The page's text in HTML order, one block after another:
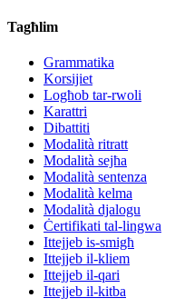
Tagħlim
Grammatika
Korsijiet
Logħob tar-rwoli
Karattri
Dibattiti
Modalità ritratt
Modalità sejħa
Modalità sentenza
Modalità kelma
Modalità djalogu
Ċertifikati tal-lingwa
Ittejjeb is-smigħ
Ittejjeb il-kliem
Ittejjeb il-qari
Ittejjeb il-kitba